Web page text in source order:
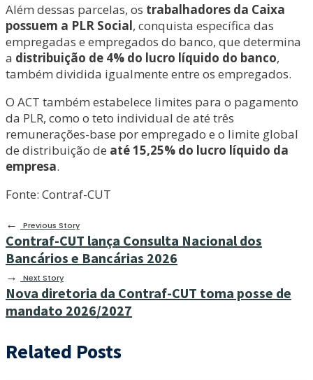
Além dessas parcelas, os trabalhadores da Caixa
possuem a PLR Social, conquista específica das
empregadas e empregados do banco, que determina
a distribuição de 4% do lucro líquido do banco,
também dividida igualmente entre os empregados.
O ACT também estabelece limites para o pagamento
da PLR, como o teto individual de até três
remunerações-base por empregado e o limite global
de distribuição de até 15,25% do lucro líquido da
empresa.
Fonte: Contraf-CUT
←
Previous Story
Contraf-CUT lança Consulta Nacional dos
Bancários e Bancárias 2026
→ Next Story
Nova diretoria da Contraf-CUT toma posse de
mandato 2026/2027
Related Posts